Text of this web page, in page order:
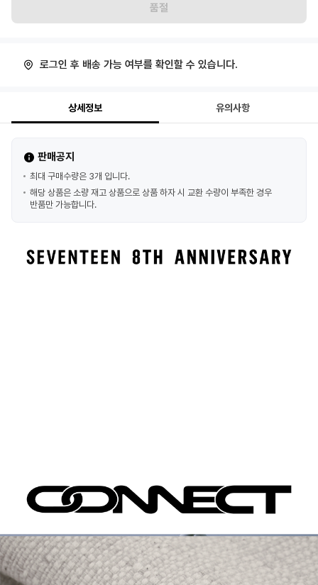
품절
로그인 후 배송 가능 여부를 확인할 수 있습니다.
상세정보 유의사항
판매공지
최대 구매수량은 3개 입니다.
해당 상품은 소량 재고 상품으로 상품 하자 시 교환 수량이 부족한 경우
반품만 가능합니다.